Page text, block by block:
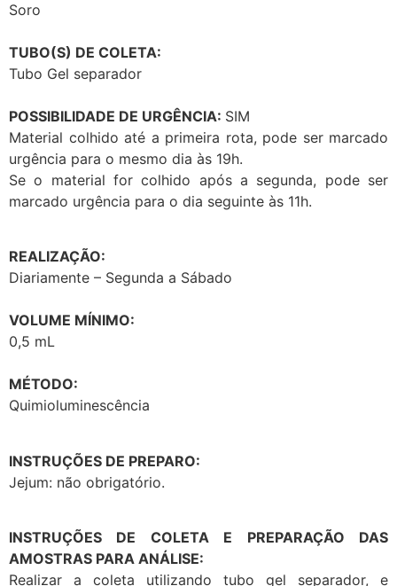
Soro
TUBO(S) DE COLETA:
Tubo Gel separador
POSSIBILIDADE DE URGÊNCIA: SIM
Material colhido até a primeira rota, pode ser marcado
urgência para o mesmo dia às 19h.
Se o material for colhido após a segunda, pode ser
marcado urgência para o dia seguinte às 11h.
REALIZAÇÃO:
Diariamente – Segunda a Sábado
VOLUME MÍNIMO:
0,5 mL
MÉTODO:
Quimioluminescência
INSTRUÇÕES DE PREPARO:
Jejum: não obrigatório.
INSTRUÇÕES DE COLETA E PREPARAÇÃO DAS
AMOSTRAS PARA ANÁLISE:
Realizar a coleta utilizando tubo gel separador, e